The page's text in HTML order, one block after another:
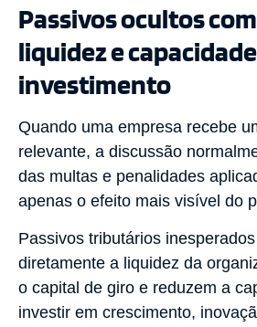
Passivos ocultos
liquidez e
investimento
Quando uma empresa recebe
relevante, a discussão
das multas e penalidades
apenas o efeito mais visível do
Passivos tributários
diretamente a liquidez da
o capital de giro e reduzem a
investir em crescimento,